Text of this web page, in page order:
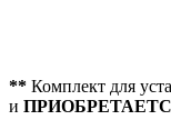
** Комплект для
и